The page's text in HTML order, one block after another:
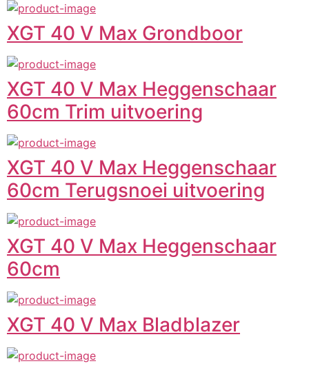
XGT 40 V Max Grondboor
XGT 40 V Max Heggenschaar
60cm Trim uitvoering
XGT 40 V Max Heggenschaar
60cm Terugsnoei uitvoering
XGT 40 V Max Heggenschaar
60cm
XGT 40 V Max Bladblazer